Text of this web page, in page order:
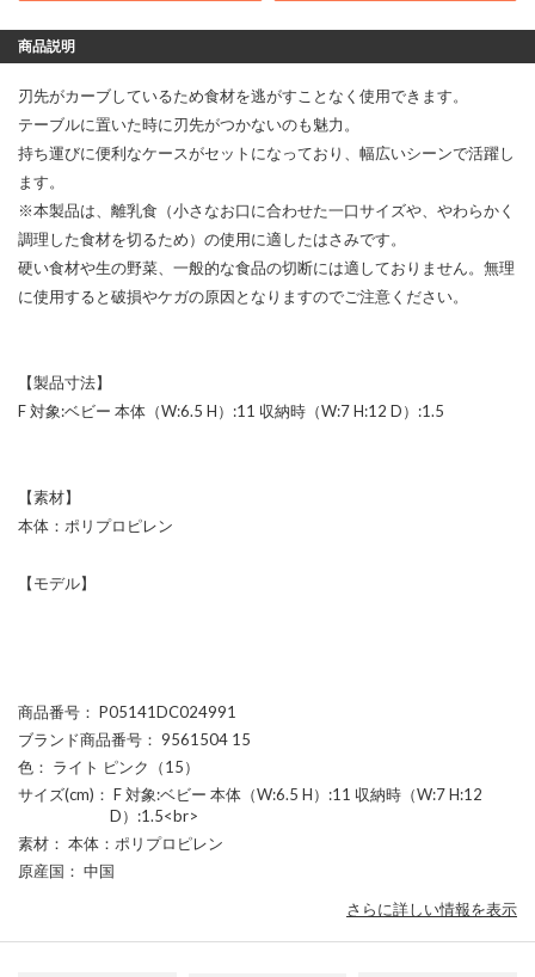
商品説明
刃先がカーブしているため食材を逃がすことなく使用できます。
テーブルに置いた時に刃先がつかないのも魅力。
持ち運びに便利なケースがセットになっており、幅広いシーンで活躍し
ます。
※本製品は、離乳食（小さなお口に合わせた一口サイズや、やわらかく
調理した食材を切るため）の使用に適したはさみです。
硬い食材や生の野菜、一般的な食品の切断には適しておりません。無理
に使用すると破損やケガの原因となりますのでご注意ください。
【製品寸法】
F 対象:ベビー 本体（W:6.5 H）:11 収納時（W:7 H:12 D）:1.5
【素材】
本体：ポリプロピレン
【モデル】
商品番号 ： P05141DC024991
ブランド商品番号 ： 9561504 15
色 ： ライト ピンク（15）
サイズ(cm) ： F 対象:ベビー 本体（W:6.5 H）:11 収納時（W:7 H:12
D）:1.5<br>
素材 ： 本体：ポリプロピレン
原産国 ： 中国
さらに詳しい情報を表示